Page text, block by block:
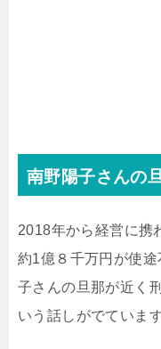
南野陽子さんの
2018年から経営に携
約1億８千万円が使
子さんの旦那が近く
いう話しがでています